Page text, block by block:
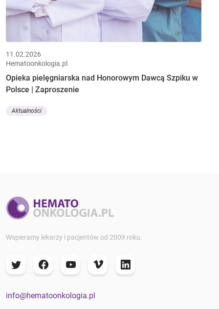
11.02.2026
Hematoonkologia.pl
Opieka pielęgniarska nad Honorowym Dawcą Szpiku w
Polsce | Zaproszenie
Aktualności
Wspieramy lekarzy i pacjentów od 2009 roku.
info@hematoonkologia.pl